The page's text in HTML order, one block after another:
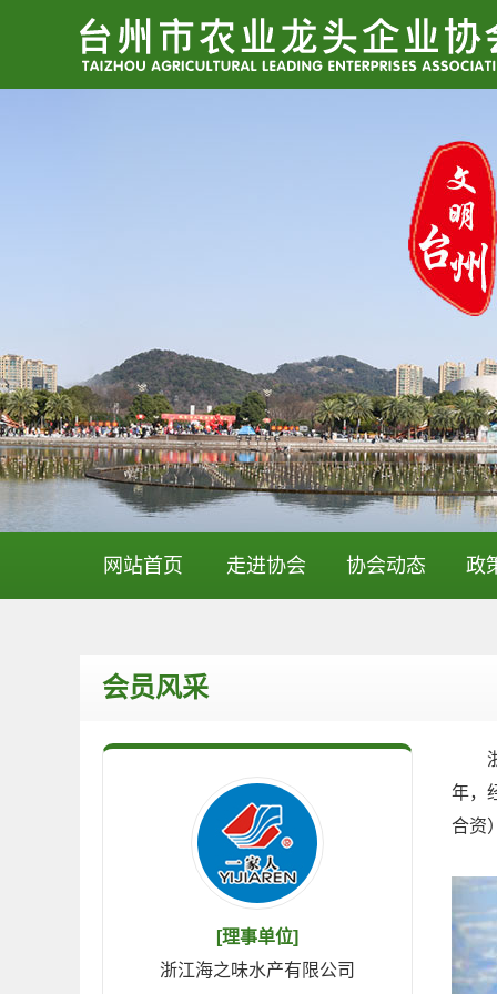
网站首页 走进协会 协会动态 政
会员风采
[理事单位]
浙江海之味水产有限公司
浙
年，
合资